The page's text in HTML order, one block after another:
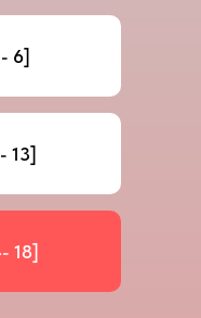
6]
18]
13]